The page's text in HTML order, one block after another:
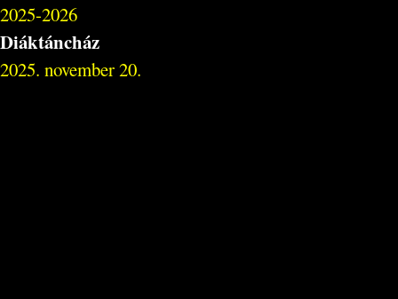
2025-2026
Diáktáncház
2025. november 20.